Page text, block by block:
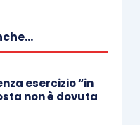
le implicazioni
quali iconseguenti
esercizio “in
non è dovuta